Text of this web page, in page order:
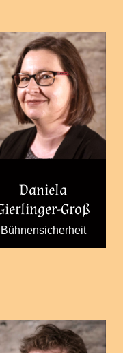
Daniela
Groß
Bühnensicherheit